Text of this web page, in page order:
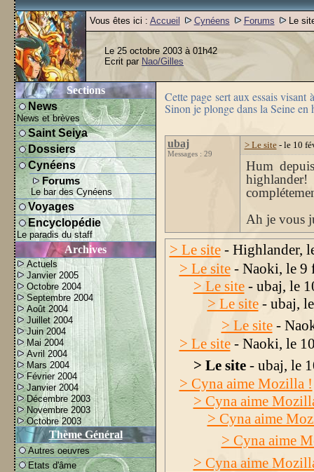
Vous êtes ici : Accueil Cynéens Forums Le
Le 25 octobre 2003 à 01h42
Ecrit par Nao/Gilles
Sections
News
News et brèves
Saint Seiya
Dossiers
Cynéens
Forums
Le bar des Cynéens
Voyages
Encyclopédie
Le paradis du staff
Archives
Actuels
Janvier 2005
Octobre 2004
Septembre 2004
Août 2004
Juillet 2004
Juin 2004
Mai 2004
Avril 2004
Mars 2004
Février 2004
Janvier 2004
Décembre 2003
Novembre 2003
Octobre 2003
Thème Général
Autres oeuvres
Etats d'âme
Cette page sert aux essais
Sinon je plonge dans la Seine
ubaj
Messages : 29
> Le site- le 10
Hum
Ah je vous
> Le site- Highlander,
> Le site- Naoki, le 9
> Le site- ubaj, le
> Le site- ubaj,
> Le site-
> Le site- Naoki, le
> Le site- ubaj, le
> Cyna aime Mozilla !
> Cyna aime
> Cyna aime
> Cyna aime
> Cyna aime